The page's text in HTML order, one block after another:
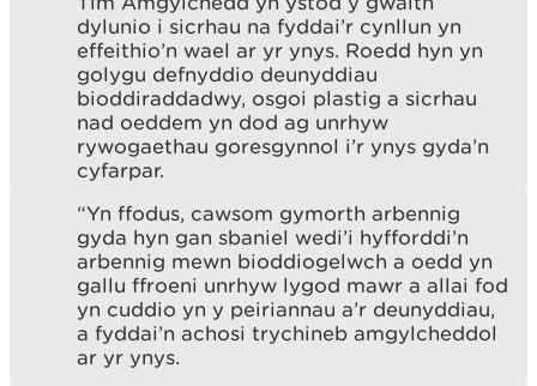
dylunio i sicrhau na fyddai’r cynllun yn
effeithio’n wael ar yr ynys. Roedd hyn yn
golygu defnyddio deunyddiau
bioddiraddadwy, osgoi plastig a sicrhau
nad oeddem yn dod ag unrhyw
rywogaethau goresgynnol i’r ynys gyda’n
cyfarpar.
“Yn ffodus, cawsom gymorth arbennig
gyda hyn gan sbaniel wedi’i hyfforddi’n
arbennig mewn bioddiogelwch a oedd yn
gallu ffroeni unrhyw lygod mawr a allai fod
yn cuddio yn y peiriannau a’r deunyddiau,
a fyddai’n achosi trychineb amgylcheddol
ar yr ynys.